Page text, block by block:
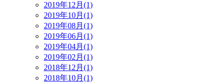
2019年12月(1)
2019年10月(1)
2019年08月(1)
2019年06月(1)
2019年04月(1)
2019年02月(1)
2018年12月(1)
2018年10月(1)